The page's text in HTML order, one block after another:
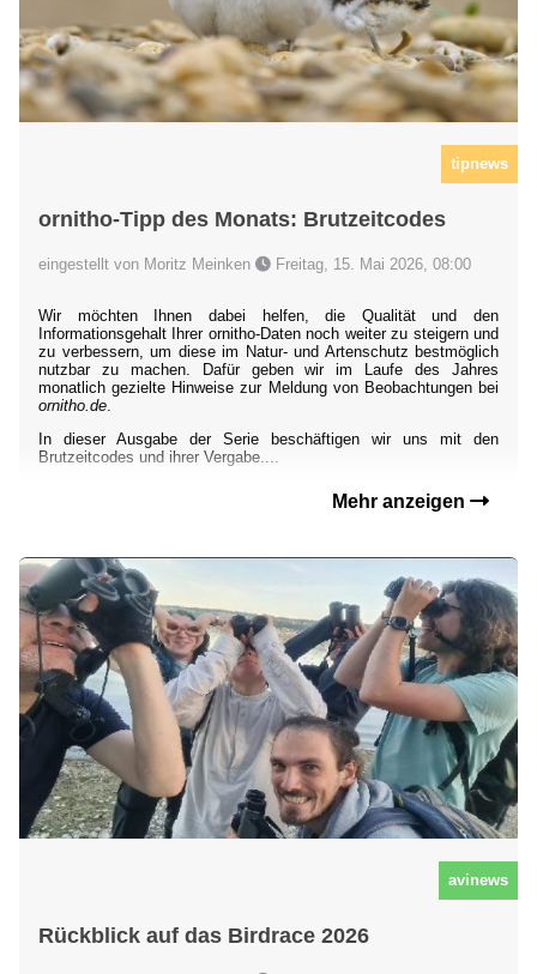
tipnews
ornitho-Tipp des Monats: Brutzeitcodes
eingestellt von Moritz Meinken Freitag, 15. Mai 2026, 08:00
Wir möchten Ihnen dabei helfen, die Qualität und den
Informationsgehalt Ihrer ornitho-Daten noch weiter zu steigern und
zu verbessern, um diese im Natur- und Artenschutz bestmöglich
nutzbar zu machen. Dafür geben wir im Laufe des Jahres
monatlich gezielte Hinweise zur Meldung von Beobachtungen bei
ornitho.de.
In dieser Ausgabe der Serie beschäftigen wir uns mit den
Brutzeitcodes und ihrer Vergabe....
Mehr anzeigen
avinews
Rückblick auf das Birdrace 2026